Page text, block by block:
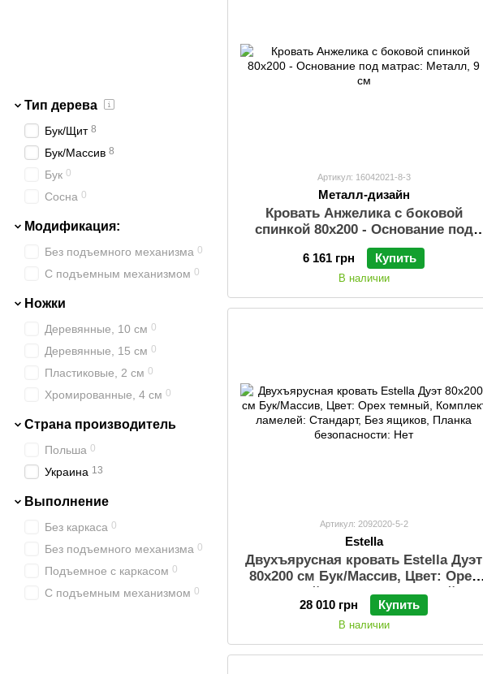
Артикул: 16042021-8-3
Металл-дизайн
Кровать Анжелика с боковой
спинкой 80х200 - Основание под
матрас: Металл, 9 см
6 161 грн Купить
В наличии
Артикул: 2092020-5-2
Estella
Двухъярусная кровать Estella Дуэт
80х200 см Бук/Массив, Цвет: Орех
темный, Комплект ламелей:
Стандарт, Без ящиков, Планка
безопасности: Нет
28 010 грн Купить
В наличии
Тип дерева
Бук/Щит 8
Бук/Массив 8
Бук 0
Сосна 0
Модификация:
Без подъемного механизма 0
С подъемным механизмом 0
Ножки
Деревянные, 10 см 0
Деревянные, 15 см 0
Пластиковые, 2 см 0
Хромированные, 4 см 0
Страна производитель
Польша 0
Украина 13
Выполнение
Без каркаса 0
Без подъемного механизма 0
Подъемное с каркасом 0
С подъемным механизмом 0